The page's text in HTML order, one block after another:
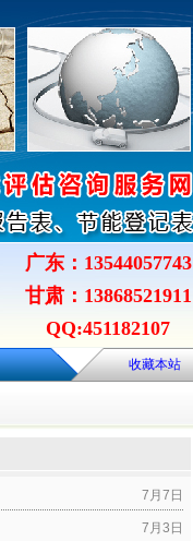
广东：13544057743
甘肃：13868521911
QQ:451182107
收藏本站
7月7日
7月3日